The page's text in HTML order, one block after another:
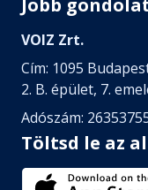
Jobb
VOIZ Zrt.
Cím: 1095
2. B. épület, 7.
Adószám:
Töltsd le az